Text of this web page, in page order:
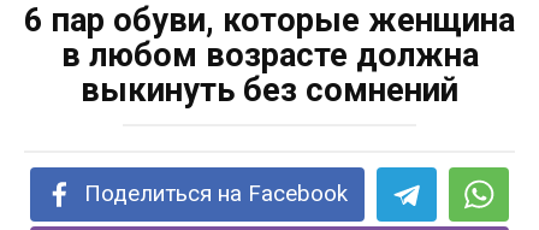
6 пар обуви, которые женщина
в любом возрасте должна
выкинуть без сомнений
Поделиться на Facebook